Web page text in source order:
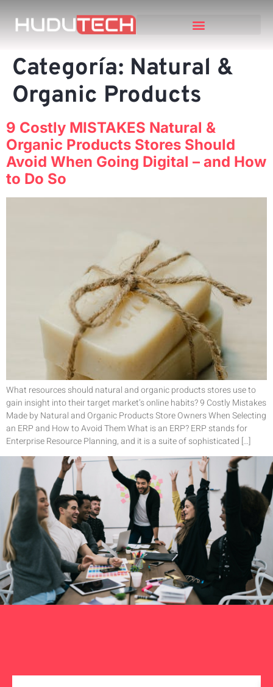
Categoría: Natural &
Organic Products
9 Costly MISTAKES Natural &
Organic Products Stores Should
Avoid When Going Digital – and How
to Do So
What resources should natural and organic products stores use to
gain insight into their target market’s online habits? 9 Costly Mistakes
Made by Natural and Organic Products Store Owners When Selecting
an ERP and How to Avoid Them What is an ERP? ERP stands for
Enterprise Resource Planning, and it is a suite of sophisticated […]